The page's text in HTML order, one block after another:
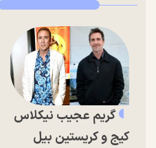
گریم عجیب نیکلاس
کیج و کریستین بیل